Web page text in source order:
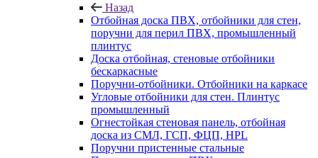
Назад
Отбойная доска ПВХ, отбойники для стен,
поручни для перил ПВХ, промышленный
плинтус
Доска отбойная, стеновые отбойники
бескаркасные
Поручни-отбойники. Отбойники на каркасе
Угловые отбойники для стен. Плинтус
промышленный
Огнестойкая стеновая панель, отбойная
доска из СМЛ, ГСП, ФЦП, HPL
Поручни пристенные стальные